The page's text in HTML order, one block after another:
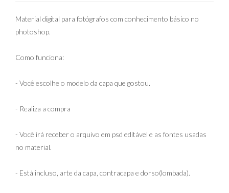
Material digital para fotógrafos com conhecimento básico no
photoshop.
Como funciona:
- Você escolhe o modelo da capa que gostou.
- Realiza a compra
- Você irá receber o arquivo em psd editável e as fontes usadas
no material.
- Está incluso, arte da capa, contracapa e dorso(lombada).